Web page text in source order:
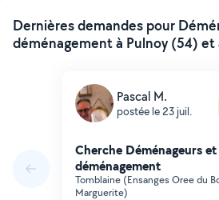
Dernières demandes pour
déménagement à Pulnoy (54)
Pascal M.
postée le 23 juil.
Cherche Déménageurs
déménagement
Tomblaine (Ensanges Oree du
Marguerite)